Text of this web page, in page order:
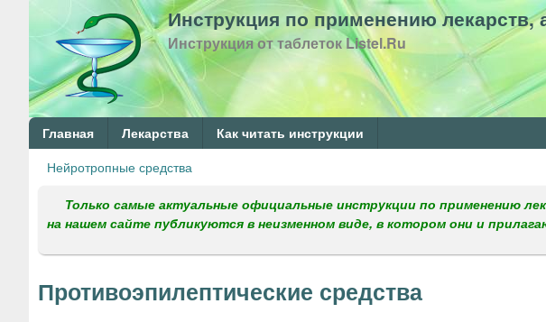
Инструкция по применению лекарств,
Инструкция от таблеток Listel.Ru
Г
л
в
н
е
Главная Лекарства Как читать инструкции
Вы
здесь
Нейротропные средства
Только самые актуальные официальные инструкции по применению
на нашем сайте публикуются в неизменном виде, в котором они и
Противоэпилептические средства